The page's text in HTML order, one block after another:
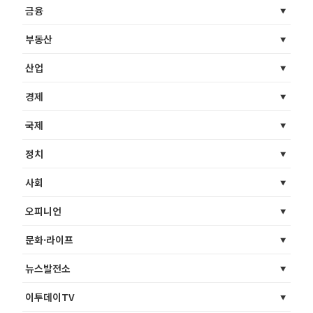
금융
부동산
산업
경제
국제
정치
사회
오피니언
문화·라이프
뉴스발전소
이투데이TV